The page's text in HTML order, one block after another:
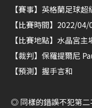
【賽事】英格蘭足球超
【比賽時間】2022/
【比賽地點】水晶宮
【裁判】保羅提爾尼
【預測】握手言和
◎ 同樣的錯誤不犯第二